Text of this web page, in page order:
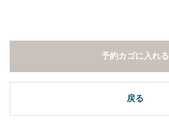
戻る
予約カゴに入れる